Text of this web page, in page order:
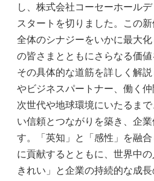
し、株式会社コーセーホール
スタートを切りました。この
全体のシナジーをいかに最大
の皆さまとともにさらなる価値
その具体的な道筋を詳しく解
やビジネスパートナー、働く
次世代や地球環境にいたるま
い信頼とつながりを築き、企
す。「英知」と「感性」を融
に貢献するとともに、世界中
きれい」と企業の持続的な成